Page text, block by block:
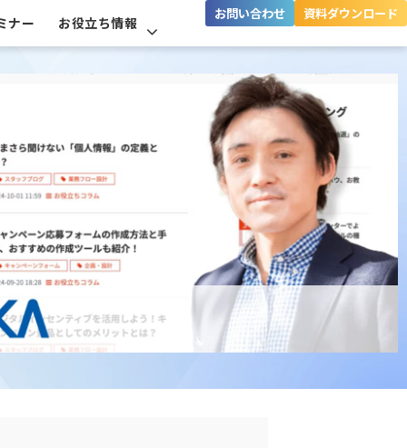
ナー お役立ち情報
お問い合わせ 資料ダウンロード